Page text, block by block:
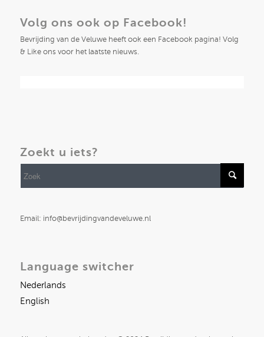
Volg ons ook op Facebook!
Bevrijding van de Veluwe heeft ook een Facebook pagina! Volg
& Like ons voor het laatste nieuws.
Zoekt u iets?
Email: info@bevrijdingvandeveluwe.nl
Language switcher
Nederlands
English